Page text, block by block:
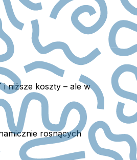
i niższe koszty – ale w
rosnących